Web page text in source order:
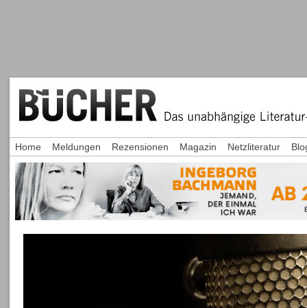
Home Meldungen Rezensionen Magazin Netzliteratur